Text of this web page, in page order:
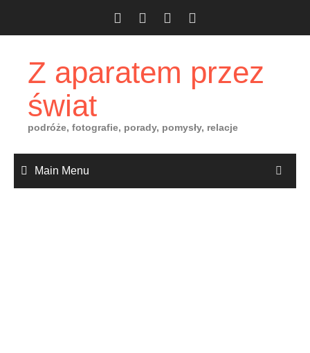
Z aparatem przez
świat
podróże, fotografie, porady, pomysły, relacje
Main Menu